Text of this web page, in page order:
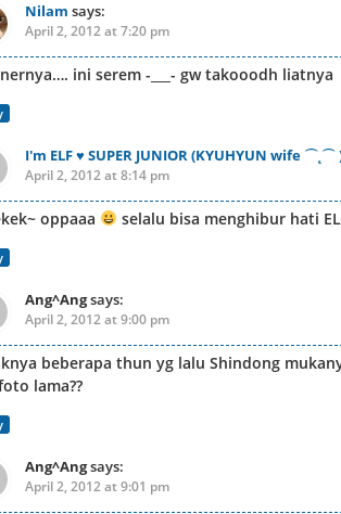
Nilam says:
April 2, 2012 at 7:20 pm
ini serem -___- gw takooodh liatnya
I'm ELF ♥ SUPER JUNIOR (KYUHYUN wife ⌒˛⌒
April 2, 2012 at 8:14 pm
oppaaa selalu bisa menghibur hati
Ang^Angsays:
April 2, 2012 at 9:00 pm
beberapa thun yg lalu Shindong
lama??
Ang^Angsays:
April 2, 2012 at 9:01 pm